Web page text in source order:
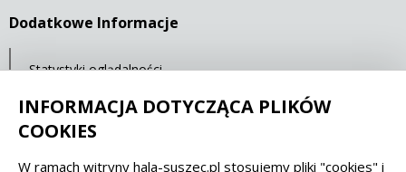
Dodatkowe Informacje
Statystyki oglądalności
Spełniamy standardy dostępności oraz W3C
INFORMACJA DOTYCZĄCA PLIKÓW
COOKIES
W ramach witryny hala-suszec.pl stosujemy pliki "cookies" i